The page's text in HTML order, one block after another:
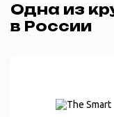
Одна из
в России